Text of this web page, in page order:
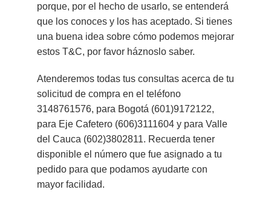
porque, por el hecho de usarlo, se entenderá
que los conoces y los has aceptado. Si tienes
una buena idea sobre cómo podemos mejorar
estos T&C, por favor háznoslo saber.
Atenderemos todas tus consultas acerca de tu
solicitud de compra en el teléfono
3148761576, para Bogotá (601)9172122,
para Eje Cafetero (606)3111604 y para Valle
del Cauca (602)3802811. Recuerda tener
disponible el número que fue asignado a tu
pedido para que podamos ayudarte con
mayor facilidad.